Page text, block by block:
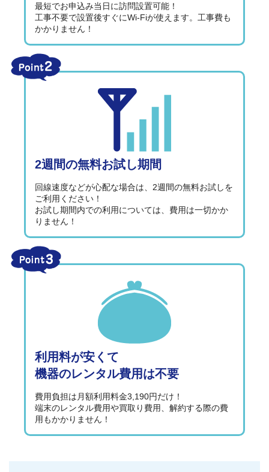
最短でお申込み当日に訪問設置可能！
工事不要で設置後すぐにWi-Fiが使えます。工事費も
かかりません！
2週間の無料お試し期間
回線速度などが心配な場合は、2週間の無料お試しを
ご利用ください！
お試し期間内での利用については、費用は一切かか
りません！
利用料が安くて
機器のレンタル費用は不要
費用負担は月額利用料金3,190円だけ！
端末のレンタル費用や買取り費用、解約する際の費
用もかかりません！